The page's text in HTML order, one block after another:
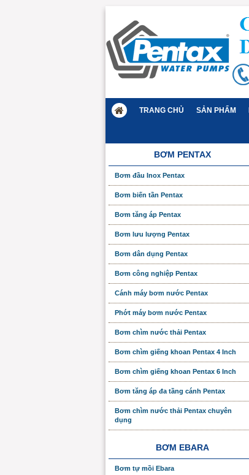
TRANG CHỦ SẢN PHẨM
BƠM PENTAX
Bơm đầu Inox Pentax
Bơm biến tần Pentax
Bơm tăng áp Pentax
Bơm lưu lượng Pentax
Bơm dân dụng Pentax
Bơm công nghiệp Pentax
Cánh máy bơm nước Pentax
Phớt máy bơm nước Pentax
Bơm chìm nước thải Pentax
Bơm chìm giếng khoan Pentax 4 Inch
Bơm chìm giếng khoan Pentax 6 Inch
Bơm tăng áp đa tầng cánh Pentax
Bơm chìm nước thải Pentax chuyên
dụng
BƠM EBARA
Bơm tự mồi Ebara